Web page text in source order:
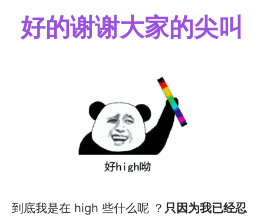
好的谢谢大家的尖叫
到底我是在 high 些什么呢 ？ 只因为我已经忍